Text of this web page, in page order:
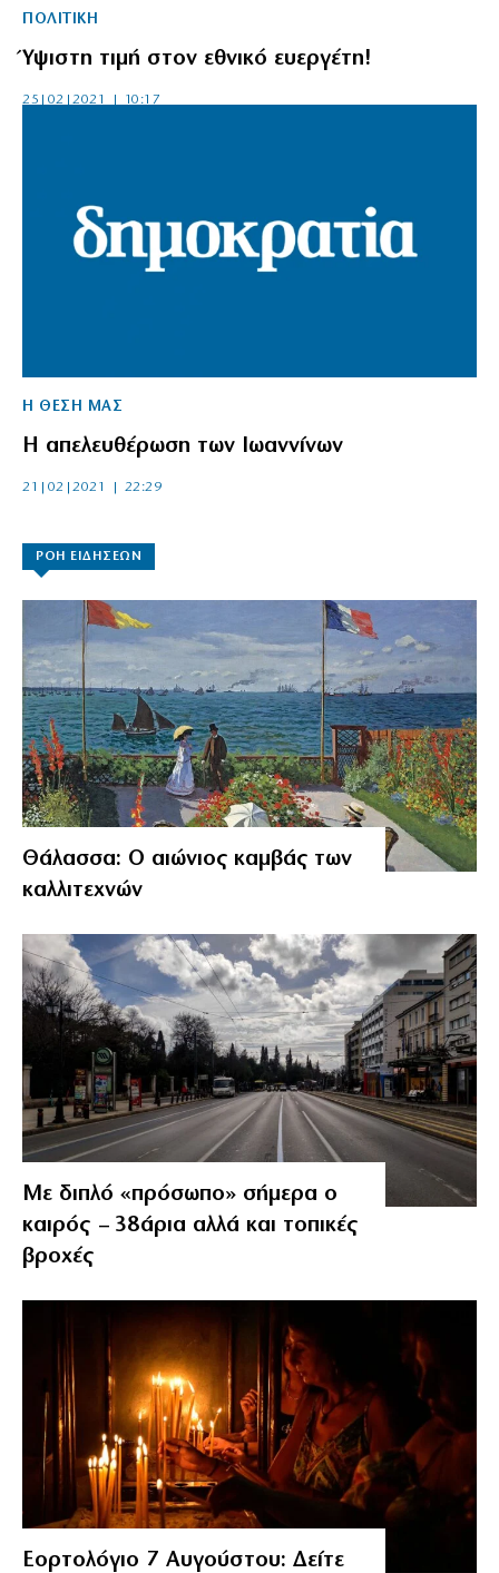
ΠΟΛΙΤΙΚΗ
Ύψιστη τιμή στον εθνικό ευεργέτη!
25|02|2021 | 10:17
Η ΘΕΣΗ ΜΑΣ
Η απελευθέρωση των Ιωαννίνων
21|02|2021 | 22:29
ΡΟΗ ΕΙΔΗΣΕΩΝ
Θάλασσα: Ο αιώνιος καμβάς των
καλλιτεχνών
Με διπλό «πρόσωπο» σήμερα ο
καιρός – 38άρια αλλά και τοπικές
βροχές
Εορτολόγιο 7 Αυγούστου: Δείτε